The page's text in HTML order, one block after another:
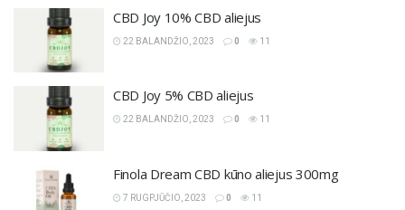
CBD Joy 10% CBD aliejus
22 BALANDŽIO, 2023 0 11
CBD Joy 5% CBD aliejus
22 BALANDŽIO, 2023 0 11
Finola Dream CBD kūno aliejus 300mg
7 RUGPJŪČIO, 2023 0 11